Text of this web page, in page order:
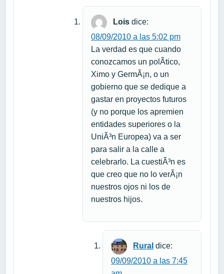
Lois dice:
08/09/2010 a las 5:02 pm
La verdad es que cuando
conozcamos un polÃ­tico,
Ximo y GermÃ¡n, o un
gobierno que se dedique a
gastar en proyectos futuros
(y no porque los apremien
entidades superiores o la
UniÃ³n Europea) va a ser
para salir a la calle a
celebrarlo. La cuestiÃ³n es
que creo que no lo verÃ¡n
nuestros ojos ni los de
nuestros hijos.
Rural dice:
09/09/2010 a las 7:45